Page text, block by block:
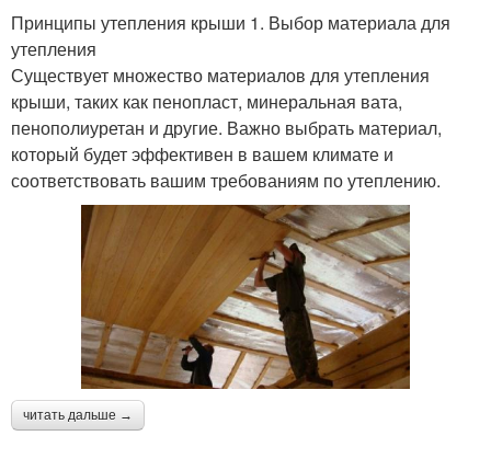
Принципы утепления крыши 1. Выбор материала для
утепления
Существует множество материалов для утепления
крыши, таких как пенопласт, минеральная вата,
пенополиуретан и другие. Важно выбрать материал,
который будет эффективен в вашем климате и
соответствовать вашим требованиям по утеплению.
читать дальше →